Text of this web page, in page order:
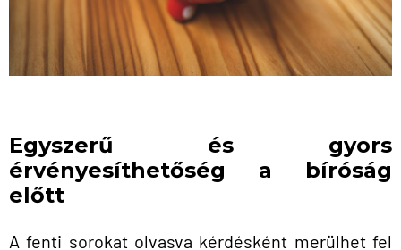
Egyszerű és gyors
érvényesíthetőség a bíróság
előtt
A fenti sorokat olvasva kérdésként merülhet fel